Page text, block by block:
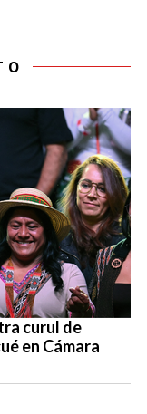
curul de
en Cámara